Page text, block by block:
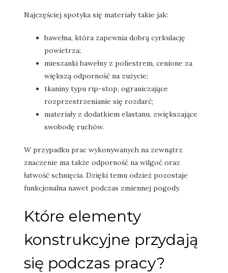
Najczęściej spotyka się materiały takie jak:
bawełna, która zapewnia dobrą cyrkulację
powietrza;
mieszanki bawełny z poliestrem, cenione za
większą odporność na zużycie;
tkaniny typu rip-stop, ograniczające
rozprzestrzenianie się rozdarć;
materiały z dodatkiem elastanu, zwiększające
swobodę ruchów.
W przypadku prac wykonywanych na zewnątrz
znaczenie ma także odporność na wilgoć oraz
łatwość schnięcia. Dzięki temu odzież pozostaje
funkcjonalna nawet podczas zmiennej pogody.
Które elementy
konstrukcyjne przydają
się podczas pracy?